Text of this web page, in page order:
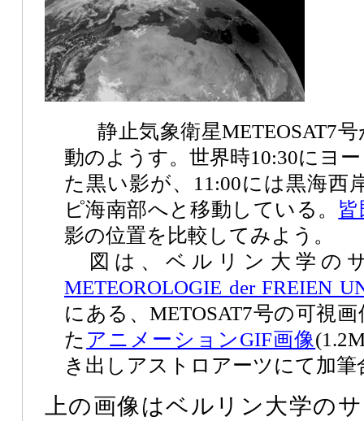
静止気象衛星METEOSAT7
動のようす。世界時10:30にヨ
た黒い影が、11:00には黒海西
ピ海南部へと移動している。 皆
影の位置を比較してみよう。
図は、ベルリン大学の
METEOROLOGIE der FREIEN
にある、METOSAT7号の可視
た アニメーションGIF画像
き出しアストロアーツにて加筆
上の画像はベルリン大学の